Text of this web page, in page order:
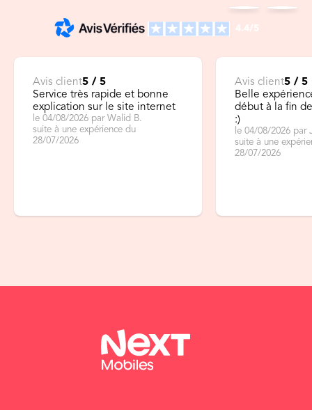
4.4/5
Avis client5 / 5
Service très rapide et bonne
explication sur le site internet
le 04/08/2026 par Walid B.
suite à une expérience du
28/07/2026
Avis client5 / 5
Belle
début à la fin
:)
le 04/08/2026 par
suite à une
28/07/2026